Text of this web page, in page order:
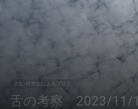
学生･研究生によるブログ
舌の考察 2023/11/1